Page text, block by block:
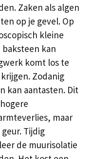
Zaken als algen
op je gevel. Op
kleine
baksteen kan
komt los te
Zodanig
kan aantasten. Dit
maar
Tijdig
de muurisolatie